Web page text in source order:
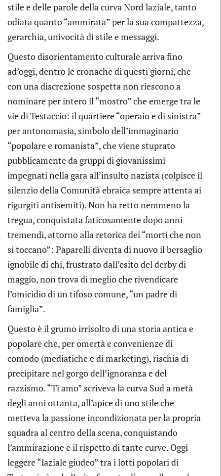
stile e delle parole della curva Nord laziale, tanto
odiata quanto “ammirata” per la sua compattezza,
gerarchia, univocità di stile e messaggi.
Questo disorientamento culturale arriva fino
ad’oggi, dentro le cronache di questi giorni, che
con una discrezione sospetta non riescono a
nominare per intero il “mostro” che emerge tra le
vie di Testaccio: il quartiere “operaio e di sinistra”
per antonomasia, simbolo dell’immaginario
“popolare e romanista”, che viene stuprato
pubblicamente da gruppi di giovanissimi
impegnati nella gara all’insulto nazista (colpisce il
silenzio della Comunità ebraica sempre attenta ai
rigurgiti antisemiti). Non ha retto nemmeno la
tregua, conquistata faticosamente dopo anni
tremendi, attorno alla retorica dei “morti che non
si toccano”: Paparelli diventa di nuovo il bersaglio
ignobile di chi, frustrato dall’esito del derby di
maggio, non trova di meglio che rivendicare
l’omicidio di un tifoso comune, “un padre di
famiglia”.
Questo è il grumo irrisolto di una storia antica e
popolare che, per omertà e convenienze di
comodo (mediatiche e di marketing), rischia di
precipitare nel gorgo dell’ignoranza e del
razzismo. “Ti amo” scriveva la curva Sud a metà
degli anni ottanta, all’apice di uno stile che
metteva la passione incondizionata per la propria
squadra al centro della scena, conquistando
l’ammirazione e il rispetto di tante curve. Oggi
leggere “laziale giudeo” tra i lotti popolari di